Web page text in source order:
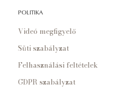
POLITIKA
Videó megfigyelő
Süti szabályzat
Felhasználási feltételek
GDPR szabályzat